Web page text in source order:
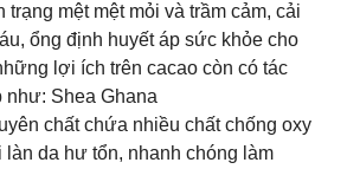
trạng mệt mệt mỏi và trầm cảm, cải
ổng định huyết áp sức khỏe cho
lợi ích trên cacao còn có tác
như: Shea Ghana
chất chứa nhiều chất chống oxy
làn da hư tổn, nhanh chóng làm